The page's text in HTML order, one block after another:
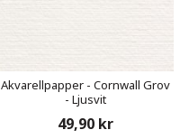
Akvarellpapper - Cornwall Grov
- Ljusvit
49,90 kr